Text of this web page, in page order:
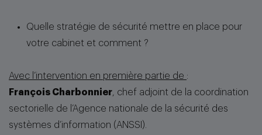
Quelle stratégie de sécurité mettre en place pour
votre cabinet et comment ?
Avec l’intervention en première partie de :
François Charbonnier , chef adjoint de la coordination
sectorielle de l’Agence nationale de la sécurité des
systèmes d’information (ANSSI).